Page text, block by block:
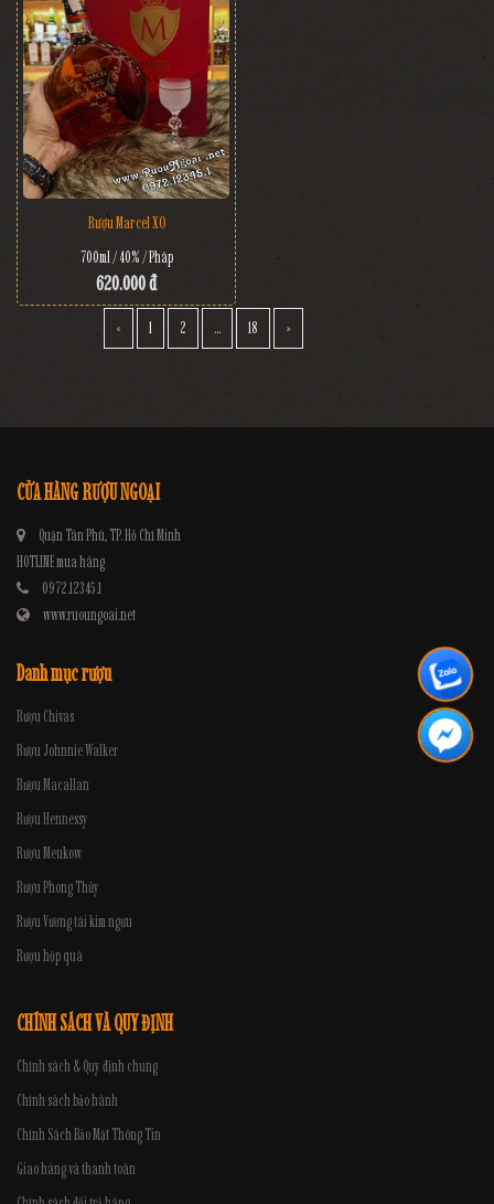
Rượu Marcel XO
700ml / 40% / Pháp
620.000 đ
« 1 2 ... 18 »
CỬA HÀNG RƯỢU NGOẠI
Quận Tân Phú, TP. Hồ Chí Minh
HOTLINE mua hàng
0972.12345.1
www.ruoungoai.net
Danh mục rượu
Rượu Chivas
Rượu Johnnie Walker
Rượu Macallan
Rượu Hennessy
Rượu Meukow
Rượu Phong Thủy
Rượu Vương tài kim ngưu
Rượu hộp quà
CHÍNH SÁCH VÀ QUY ĐỊNH
Chính sách & Quy định chung
Chính sách bảo hành
Chính Sách Bảo Mật Thông Tin
Giao hàng và thanh toán